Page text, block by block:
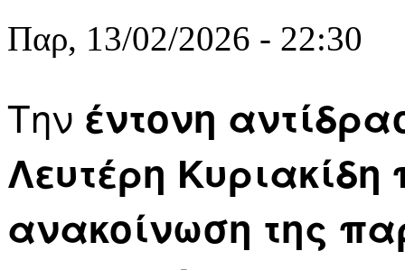
Παρ, 13/02/2026 - 22:30
Την έντονη
Λευτέρη
ανακοίνωση της